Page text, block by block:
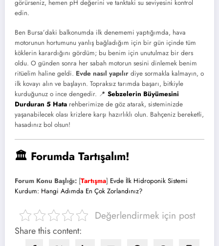
görürseniz, hemen pH değerini ve tanktaki su seviyesini kontrol
edin.
Ben Bursa’daki balkonumda ilk denememi yaptığımda, hava
motorunun hortumunu yanlış bağladığım için bir gün içinde tüm
köklerin karardığını gördüm; bu benim için unutulmaz bir ders
oldu. O günden sonra her sabah motorun sesini dinlemek benim
ritüelim haline geldi. Evde nasıl yapılır diye sormakla kalmayın, o
ilk kovayı alın ve başlayın. Topraksız tarımda başarı, bitkiyle
kurduğunuz o ince dengedir. 📍 Sebzelerin Büyümesini
Durduran 5 Hata rehberimize de göz atarak, sisteminizde
yaşanabilecek olası krizlere karşı hazırlıklı olun. Bahçeniz bereketli,
hasadınız bol olsun!
🏛️ Forumda Tartışalım!
Forum Konu Başlığı: [Tartışma] Evde İlk Hidroponik Sistemi
Kurdum: Hangi Adımda En Çok Zorlandınız?
Değerlendirmek için post
Share this content: